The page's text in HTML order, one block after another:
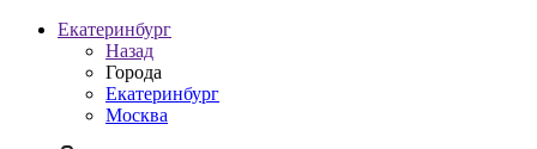
Екатеринбург
Назад
Города
Екатеринбург
Москва